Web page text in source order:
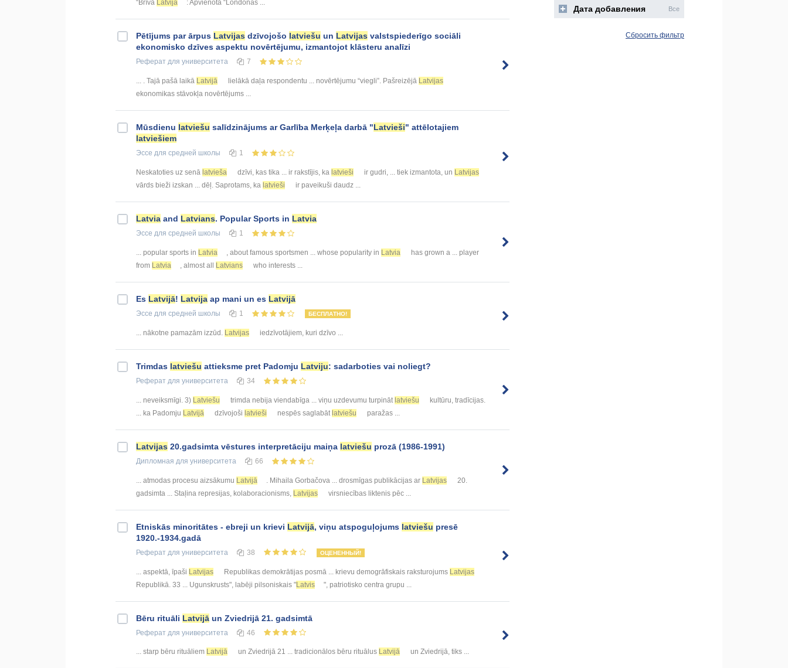
“Brīvā Latvija : Apvienotā “Londonas ...
Pētījums par ārpus Latvijas dzīvojošo latviešu un Latvijas valstspiederīgo sociāli
ekonomisko dzīves aspektu novērtējumu, izmantojot klāsteru analīzi
Реферат для университета 7
... . Tajā pašā laikā Latvijā lielākā daļa respondentu ... novērtējumu “viegli”. Pašreizējā Latvijas
ekonomikas stāvokļa novērtējums ...
Mūsdienu latviešu salīdzinājums ar Garlība Merķeļa darbā "Latvieši" attēlotajiem
latviešiem
Эссе для средней школы 1
Neskatoties uz senā latvieša dzīvi, kas tika ... ir rakstījis, ka latvieši ir gudri, ... tiek izmantota, un Latvijas
vārds bieži izskan ... dēļ. Saprotams, ka latvieši ir paveikuši daudz ...
Latvia and Latvians. Popular Sports in Latvia
Эссе для средней школы 1
... popular sports in Latvia , about famous sportsmen ... whose popularity in Latvia
has grown a ... player
from Latvia , almost all Latvians who interests ...
Es Latvijā! Latvija ap mani un es Latvijā
Эссе для средней школы 1 БЕСПЛАТНО!
... nākotne pamazām izzūd. Latvijas iedzīvotājiem, kuri dzīvo ...
Trimdas latviešu attieksme pret Padomju Latviju: sadarboties vai noliegt?
Реферат для университета 34
... neveiksmīgi. 3) Latviešu trimda nebija viendabīga ... viņu uzdevumu turpināt latviešu
kultūru, tradīcijas.
... ka Padomju Latvijā dzīvojoši latvieši nespēs saglabāt latviešu paražas ...
Latvijas 20.gadsimta vēstures interpretāciju maiņa latviešu prozā (1986-1991)
Дипломная для университета 66
... atmodas procesu aizsākumu Latvijā . Mihaila Gorbačova ... drosmīgas publikācijas ar Latvijas
20.
gadsimta ... Staļina represijas, kolaboracionisms, Latvijas virsniecības liktenis pēc ...
Etniskās minoritātes - ebreji un krievi Latvijā, viņu atspoguļojums latviešu presē
1920.-1934.gadā
Реферат для университета 38 ОЦЕНЕННЫЙ!
... aspektā, īpaši Latvijas Republikas demokrātijas posmā ... krievu demogrāfiskais raksturojums Latvijas
Republikā. 33 ... Ugunskrusts", labēji pilsoniskais "Latvis ", patriotisko centra grupu ...
Bēru rituāli Latvijā un Zviedrijā 21. gadsimtā
Реферат для университета 46
... starp bēru rituāliem Latvijā un Zviedrijā 21 ... tradicionālos bēru rituālus Latvijā un Zviedrijā, tiks ...
Дата добавления Все
Сбросить фильтр